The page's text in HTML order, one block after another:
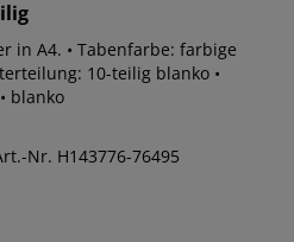
in A4. • Tabenfarbe: farbige
10-teilig blanko •
blanko
Nr. H143776-76495